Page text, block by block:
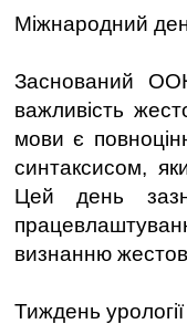
Міжнародний
Заснований
важливість
мови є
синтаксисом,
Цей день
визнанню
Тиждень урології